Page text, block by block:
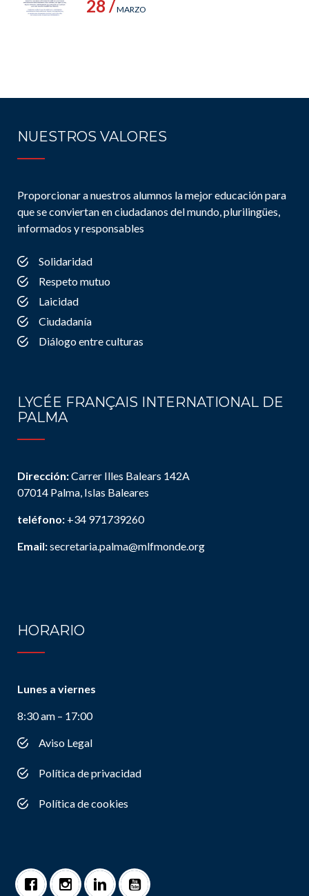
28 /MARZO
NUESTROS VALORES
Proporcionar a nuestros alumnos la mejor educación para
que se conviertan en ciudadanos del mundo, plurilingües,
informados y responsables
Solidaridad
Respeto mutuo
Laicidad
Ciudadanía
Diálogo entre culturas
LYCÉE FRANÇAIS INTERNATIONAL DE
PALMA
Dirección:Carrer Illes Balears 142A
07014 Palma, Islas Baleares
teléfono: +34 971739260
Email:secretaria.palma@mlfmonde.org
HORARIO
Lunes a viernes
8:30 am – 17:00
Aviso Legal
Política de privacidad
Política de cookies